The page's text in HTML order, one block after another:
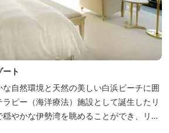
ト
自然環境と天然の美しい白浜ビーチに囲
ピー（海洋療法）施設として誕生したリ
やかな伊勢湾を眺めることができ、リラ
いただけます。滞在中は、目の前の海か